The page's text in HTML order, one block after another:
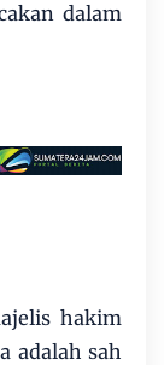
dalam
hakim
adalah sah